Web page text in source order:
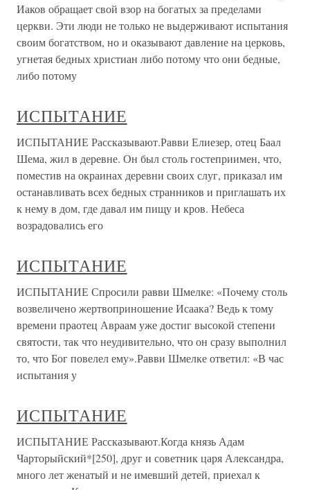
Иаков обращает свой взор на богатых за пределами
церкви. Эти люди не только не выдерживают испытания
своим богатством, но и оказывают давление на церковь,
угнетая бедных христиан либо потому что они бедные,
либо потому
ИСПЫТАНИЕ
ИСПЫТАНИЕ Рассказывают.Равви Елиезер, отец Баал
Шема, жил в деревне. Он был столь гостеприимен, что,
поместив на окраинах деревни своих слуг, приказал им
останавливать всех бедных странников и приглашать их
к нему в дом, где давал им пищу и кров. Небеса
возрадовались его
ИСПЫТАНИЕ
ИСПЫТАНИЕ Спросили равви Шмелке: «Почему столь
возвеличено жертвоприношение Исаака? Ведь к тому
времени праотец Авраам уже достиг высокой степени
святости, так что неудивительно, что он сразу выполнил
то, что Бог повелел ему».Равви Шмелке ответил: «В час
испытания у
ИСПЫТАНИЕ
ИСПЫТАНИЕ Рассказывают.Когда князь Адам
Чарторыйский*[250], друг и советник царя Александра,
много лет женатый и не имевший детей, приехал к